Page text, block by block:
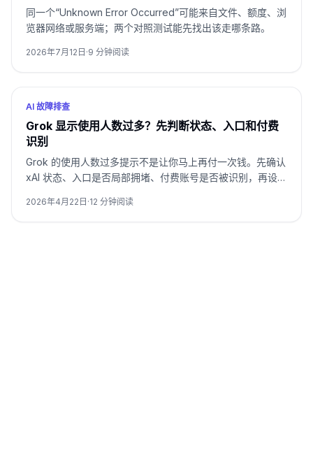
同一个“Unknown Error Occurred”可能来自文件、额度、浏
览器网络或服务端；两个对照测试能先找出该走哪条路。
2026年7月12日 ·9 分钟阅读
AI 故障排查
Grok 显示使用人数过多？先判断状态、入口和付费
识别
Grok 的使用人数过多提示不是让你马上再付一次钱。先确认
xAI 状态、入口是否局部拥堵、付费账号是否被识别，再设置
2026年4月22日 ·12 分钟阅读